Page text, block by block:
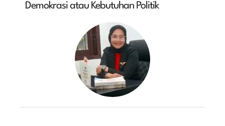
Demokrasi atau Kebutuhan Politik